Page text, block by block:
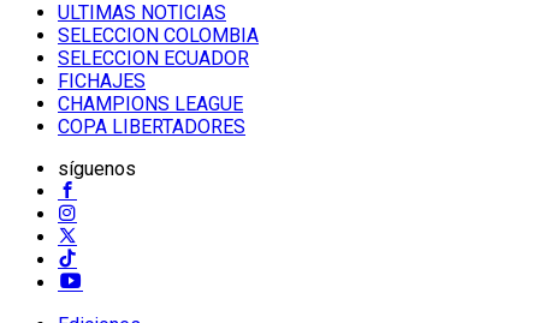
ULTIMAS NOTICIAS
SELECCION COLOMBIA
SELECCION ECUADOR
FICHAJES
CHAMPIONS LEAGUE
COPA LIBERTADORES
síguenos